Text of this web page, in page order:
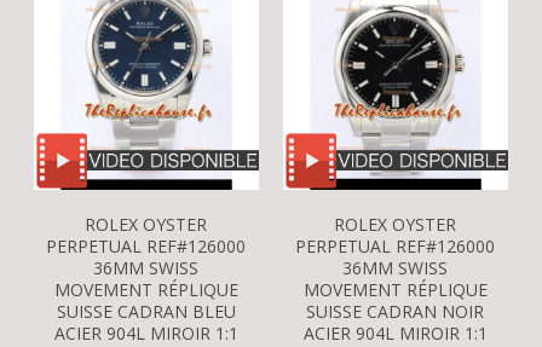
ROLEX OYSTER
PERPETUAL REF#126000
36MM SWISS
MOVEMENT RÉPLIQUE
SUISSE CADRAN BLEU
ACIER 904L MIROIR 1:1
ROLEX OYSTER
PERPETUAL REF#126000
36MM SWISS
MOVEMENT RÉPLIQUE
SUISSE CADRAN NOIR
ACIER 904L MIROIR 1:1